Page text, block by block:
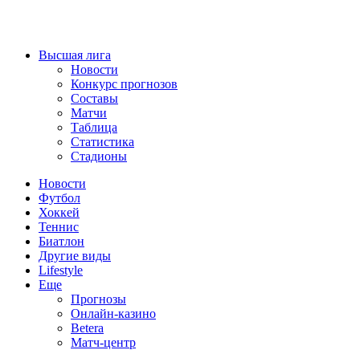
Высшая лига
Новости
Конкурс прогнозов
Составы
Матчи
Таблица
Статистика
Стадионы
Новости
Футбол
Хоккей
Теннис
Биатлон
Другие виды
Lifestyle
Еще
Прогнозы
Онлайн-казино
Betera
Матч-центр